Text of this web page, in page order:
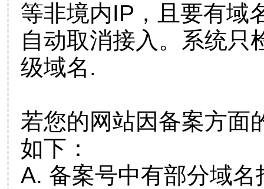
等非境内IP，且要有域
自动取消接入。系统只
级域名.
若您的网站因备案方面
如下：
A. 备案号中有部分域